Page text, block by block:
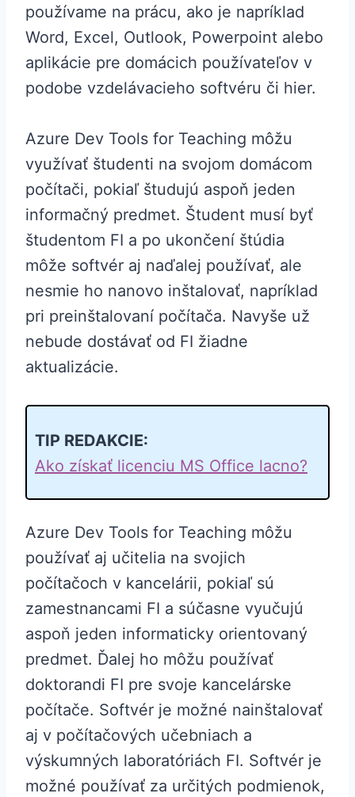
používame na prácu, ako je napríklad
Word, Excel, Outlook, Powerpoint alebo
aplikácie pre domácich používateľov v
podobe vzdelávacieho softvéru či hier.
Azure Dev Tools for Teaching môžu
využívať študenti na svojom domácom
počítači, pokiaľ študujú aspoň jeden
informačný predmet. Študent musí byť
študentom FI a po ukončení štúdia
môže softvér aj naďalej používať, ale
nesmie ho nanovo inštalovať, napríklad
pri preinštalovaní počítača. Navyše už
nebude dostávať od FI žiadne
aktualizácie.
TIP REDAKCIE:
Ako získať licenciu MS Office lacno?
Azure Dev Tools for Teaching môžu
používať aj učitelia na svojich
počítačoch v kancelárii, pokiaľ sú
zamestnancami FI a súčasne vyučujú
aspoň jeden informaticky orientovaný
predmet. Ďalej ho môžu používať
doktorandi FI pre svoje kancelárske
počítače. Softvér je možné nainštalovať
aj v počítačových učebniach a
výskumných laboratóriách FI. Softvér je
možné používať za určitých podmienok,